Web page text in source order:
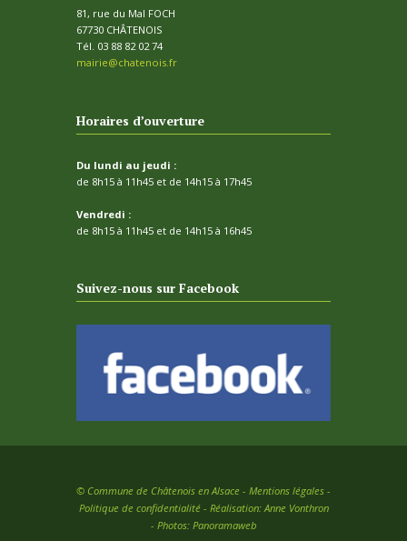
81, rue du Mal FOCH
67730 CHÂTENOIS
Tél. 03 88 82 02 74
mairie@chatenois.fr
Horaires d’ouverture
Du lundi au jeudi :
de 8h15 à 11h45 et de 14h15 à 17h45
Vendredi :
de 8h15 à 11h45 et de 14h15 à 16h45
Suivez-nous sur Facebook
© Commune de Châtenois en Alsace - Mentions légales -
Politique de confidentialité - Réalisation: Anne Vonthron
- Photos: Panoramaweb